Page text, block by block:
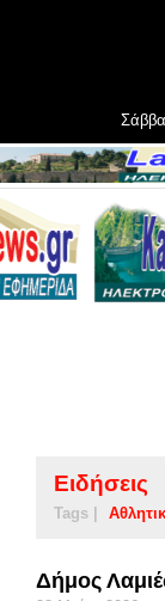
Ειδήσεις
Tags |
Δήμος